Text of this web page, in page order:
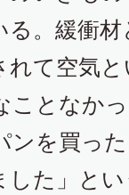
。緩衝
れて空気
ことなか
ンを買っ
した」と